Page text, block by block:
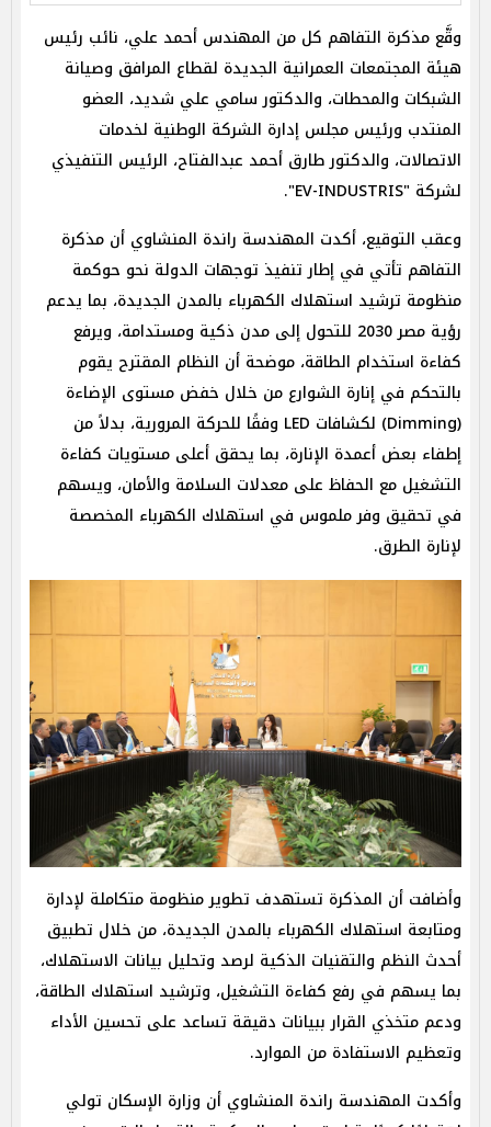
وقَّع مذكرة التفاهم كل من المهندس أحمد علي، نائب رئيس
هيئة المجتمعات العمرانية الجديدة لقطاع المرافق وصيانة
الشبكات والمحطات، والدكتور سامي علي شديد، العضو
المنتدب ورئيس مجلس إدارة الشركة الوطنية لخدمات
الاتصالات، والدكتور طارق أحمد عبدالفتاح، الرئيس التنفيذي
لشركة "EV-INDUSTRIS".
وعقب التوقيع، أكدت المهندسة راندة المنشاوي أن مذكرة
التفاهم تأتي في إطار تنفيذ توجهات الدولة نحو حوكمة
منظومة ترشيد استهلاك الكهرباء بالمدن الجديدة، بما يدعم
رؤية مصر 2030 للتحول إلى مدن ذكية ومستدامة، ويرفع
كفاءة استخدام الطاقة، موضحة أن النظام المقترح يقوم
بالتحكم في إنارة الشوارع من خلال خفض مستوى الإضاءة
(Dimming) لكشافات LED وفقًا للحركة المرورية، بدلاً من
إطفاء بعض أعمدة الإنارة، بما يحقق أعلى مستويات كفاءة
التشغيل مع الحفاظ على معدلات السلامة والأمان، ويسهم
في تحقيق وفر ملموس في استهلاك الكهرباء المخصصة
لإنارة الطرق.
وأضافت أن المذكرة تستهدف تطوير منظومة متكاملة لإدارة
ومتابعة استهلاك الكهرباء بالمدن الجديدة، من خلال تطبيق
أحدث النظم والتقنيات الذكية لرصد وتحليل بيانات الاستهلاك،
بما يسهم في رفع كفاءة التشغيل، وترشيد استهلاك الطاقة،
ودعم متخذي القرار ببيانات دقيقة تساعد على تحسين الأداء
وتعظيم الاستفادة من الموارد.
وأكدت المهندسة راندة المنشاوي أن وزارة الإسكان تولي